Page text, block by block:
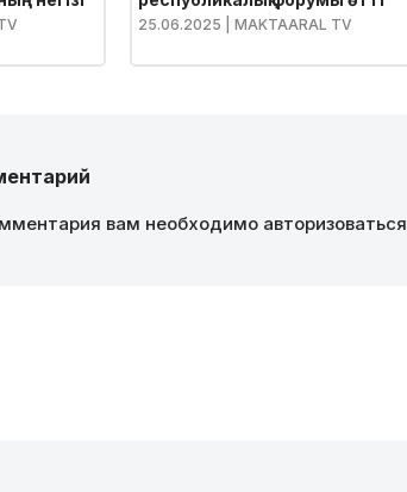
25.06.2025 | MAKTAARAL TV
вам необходимо авторизоваться